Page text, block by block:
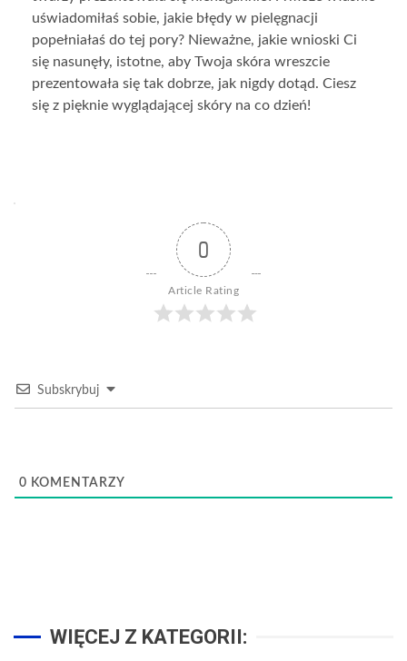
uświadomiłaś sobie, jakie błędy w pielęgnacji
popełniałaś do tej pory? Nieważne, jakie wnioski Ci
się nasunęły, istotne, aby Twoja skóra wreszcie
prezentowała się tak dobrze, jak nigdy dotąd. Ciesz
się z pięknie wyglądającej skóry na co dzień!
0
Article Rating
Subskrybuj
0 KOMENTARZY
WIĘCEJ Z KATEGORII: